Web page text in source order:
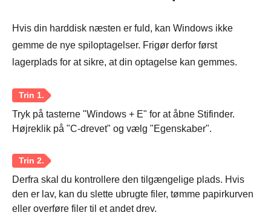
Hvis din harddisk næsten er fuld, kan Windows ikke
gemme de nye spiloptagelser. Frigør derfor først
lagerplads for at sikre, at din optagelse kan gemmes.
Tryk på tasterne "Windows + E" for at åbne Stifinder.
Højreklik på "C-drevet" og vælg "Egenskaber".
Derfra skal du kontrollere den tilgængelige plads. Hvis
den er lav, kan du slette ubrugte filer, tømme papirkurven
eller overføre filer til et andet drev.